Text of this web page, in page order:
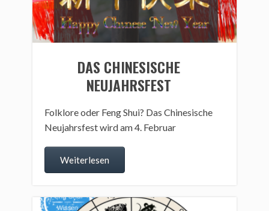
DAS CHINESISCHE
NEUJAHRSFEST
Folklore oder Feng Shui? Das Chinesische
Neujahrsfest wird am 4. Februar
Weiterlesen